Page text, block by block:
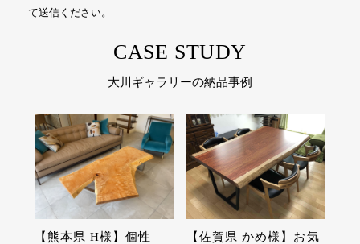
て送信ください。
CASE STUDY
大川ギャラリーの納品事例
【熊本県 H様】個性
【佐賀県 かめ様】お気